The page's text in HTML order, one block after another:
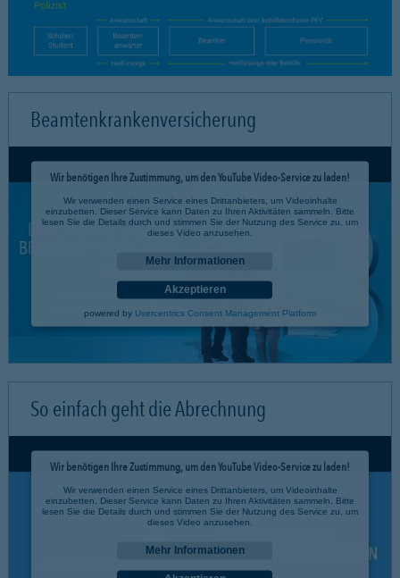
Beamtenkrankenversicherung
Wir benötigen Ihre Zustimmung, um den YouTube Video-Service zu laden!
Wir verwenden einen Service eines Drittanbieters, um Videoinhalte
einzubetten. Dieser Service kann Daten zu Ihren Aktivitäten sammeln. Bitte
lesen Sie die Details durch und stimmen Sie der Nutzung des Service zu, um
dieses Video anzusehen.
Mehr Informationen
Akzeptieren
powered by Usercentrics Consent Management Platform
So einfach geht die Abrechnung
Wir benötigen Ihre Zustimmung, um den YouTube Video-Service zu laden!
Wir verwenden einen Service eines Drittanbieters, um Videoinhalte
einzubetten. Dieser Service kann Daten zu Ihren Aktivitäten sammeln. Bitte
lesen Sie die Details durch und stimmen Sie der Nutzung des Service zu, um
dieses Video anzusehen.
Mehr Informationen